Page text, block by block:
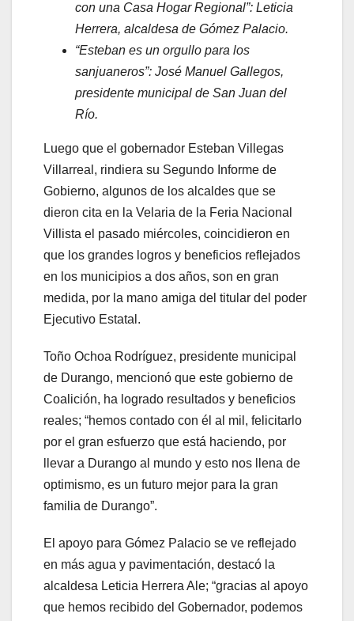
con una Casa Hogar Regional”: Leticia
Herrera, alcaldesa de Gómez Palacio.
“Esteban es un orgullo para los
sanjuaneros”: José Manuel Gallegos,
presidente municipal de San Juan del
Río.
Luego que el gobernador Esteban Villegas
Villarreal, rindiera su Segundo Informe de
Gobierno, algunos de los alcaldes que se
dieron cita en la Velaria de la Feria Nacional
Villista el pasado miércoles, coincidieron en
que los grandes logros y beneficios reflejados
en los municipios a dos años, son en gran
medida, por la mano amiga del titular del poder
Ejecutivo Estatal.
Toño Ochoa Rodríguez, presidente municipal
de Durango, mencionó que este gobierno de
Coalición, ha logrado resultados y beneficios
reales; “hemos contado con él al mil, felicitarlo
por el gran esfuerzo que está haciendo, por
llevar a Durango al mundo y esto nos llena de
optimismo, es un futuro mejor para la gran
familia de Durango”.
El apoyo para Gómez Palacio se ve reflejado
en más agua y pavimentación, destacó la
alcaldesa Leticia Herrera Ale; “gracias al apoyo
que hemos recibido del Gobernador, podemos